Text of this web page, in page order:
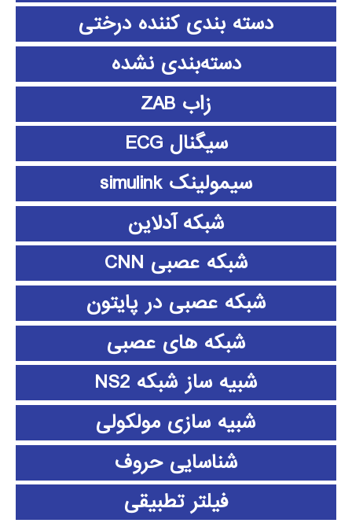
دسته بندی کننده درختی
دسته‌بندی نشده
زاب ZAB
سیگنال ECG
سیمولینک simulink
شبکه آدلاین
شبکه عصبی CNN
شبکه عصبی در پایتون
شبکه های عصبی
شبیه ساز شبکه NS2
شبیه سازی مولکولی
شناسایی حروف
فیلتر تطبیقی